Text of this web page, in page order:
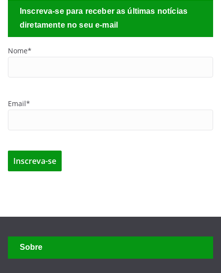
Inscreva-se para receber as últimas notícias
diretamente no seu e-mail
Nome*
Email*
Sobre